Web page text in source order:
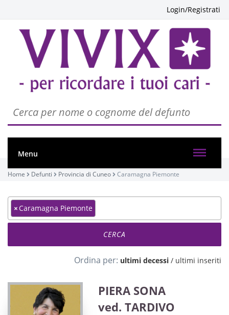
Login/Registrati
Menu
Home Defunti Provincia di Cuneo Caramagna Piemonte
×Caramagna Piemonte
Ordina per: ultimi decessi / ultimi inseriti
PIERA SONA
ved. TARDIVO